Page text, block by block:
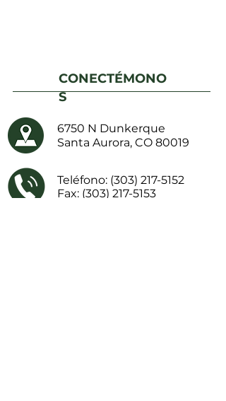
CONECTÉMONO
S
6750 N Dunkerque
Santa Aurora, CO 80019
Teléfono: (303) 217-5152
Fax: (303) 217-5153